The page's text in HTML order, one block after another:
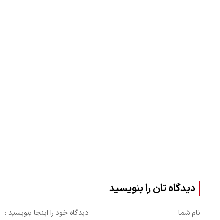
دیدگاه تان را بنویسید
نام شما دیدگاه خود را اینجا بنویسید :